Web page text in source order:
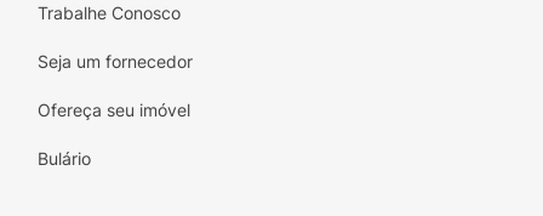
Trabalhe Conosco
Seja um fornecedor
Ofereça seu imóvel
Bulário